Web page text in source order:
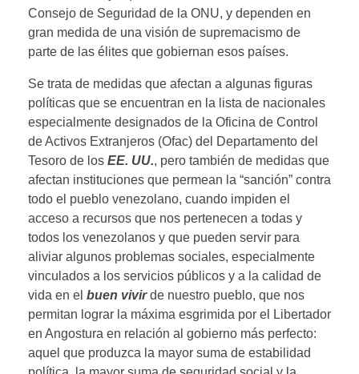
Consejo de Seguridad de la ONU, y dependen en
gran medida de una visión de supremacismo de
parte de las élites que gobiernan esos países.
Se trata de medidas que afectan a algunas figuras
políticas que se encuentran en la lista de nacionales
especialmente designados de la Oficina de Control
de Activos Extranjeros (Ofac) del Departamento del
Tesoro de los EE. UU., pero también de medidas que
afectan instituciones que permean la “sanción” contra
todo el pueblo venezolano, cuando impiden el
acceso a recursos que nos pertenecen a todas y
todos los venezolanos y que pueden servir para
aliviar algunos problemas sociales, especialmente
vinculados a los servicios públicos y a la calidad de
vida en el buen vivirde nuestro pueblo, que nos
permitan lograr la máxima esgrimida por el Libertador
en Angostura en relación al gobierno más perfecto:
aquel que produzca la mayor suma de estabilidad